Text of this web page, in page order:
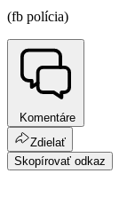
(fb polícia)
Komentáre
Zdielať
Skopírovať odkaz